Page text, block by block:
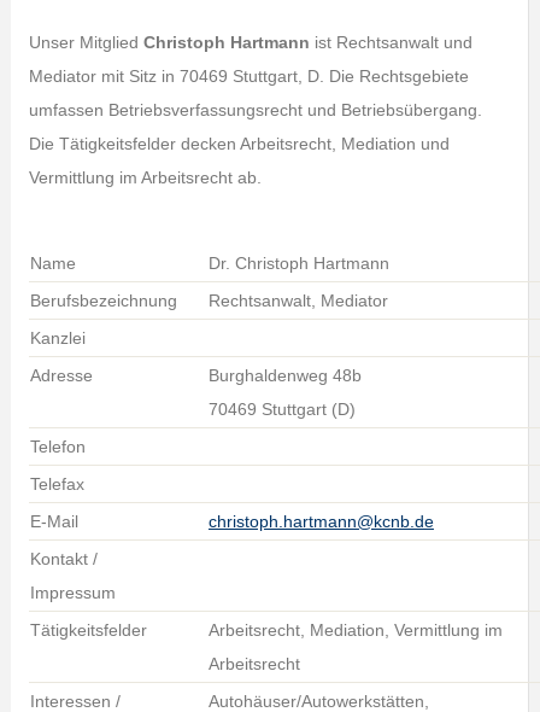
Unser Mitglied Christoph Hartmann ist Rechtsanwalt und
Mediator mit Sitz in 70469 Stuttgart, D. Die Rechtsgebiete
umfassen Betriebsverfassungsrecht und Betriebsübergang.
Die Tätigkeitsfelder decken Arbeitsrecht, Mediation und
Vermittlung im Arbeitsrecht ab.
Name
Dr. Christoph Hartmann
Berufsbezeichnung
Rechtsanwalt, Mediator
Kanzlei
Adresse
Burghaldenweg 48b
70469 Stuttgart (D)
Telefon
Telefax
E-Mail
christoph.hartmann@kcnb.de
Kontakt /
Impressum
Tätigkeitsfelder
Arbeitsrecht, Mediation, Vermittlung im
Arbeitsrecht
Interessen /
Autohäuser/Autowerkstätten,